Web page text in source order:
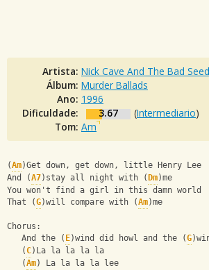
Artista: Nick Cave And The Bad
Álbum: Murder Ballads
Ano: 1996
Dificuldade:
3.67 (Intermediario)
Tom: Am
(Am)Get down, get down, little Henry Lee
And (A7)stay all night with ( Dm)me
You won't find a girl in this damn world
That (G)will compare with (Am)me
Chorus:
   And the (
E)wind did howl and the (G
   (
C)La la la la la
   (
Am) La la la la lee